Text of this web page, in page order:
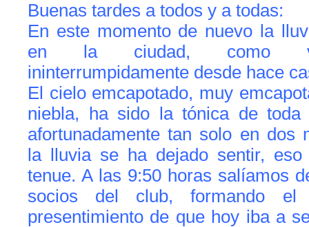
Buenas tardes a todos y a todas:
En este momento de nuevo la
en la ciudad, como
ininterrumpidamente desde hace
El cielo emcapotado, muy
niebla, ha sido la tónica de toda
afortunadamente tan solo en dos
la lluvia se ha dejado sentir,
tenue. A las 9:50 horas salíamos
socios del club, formando
presentimiento de que hoy iba a